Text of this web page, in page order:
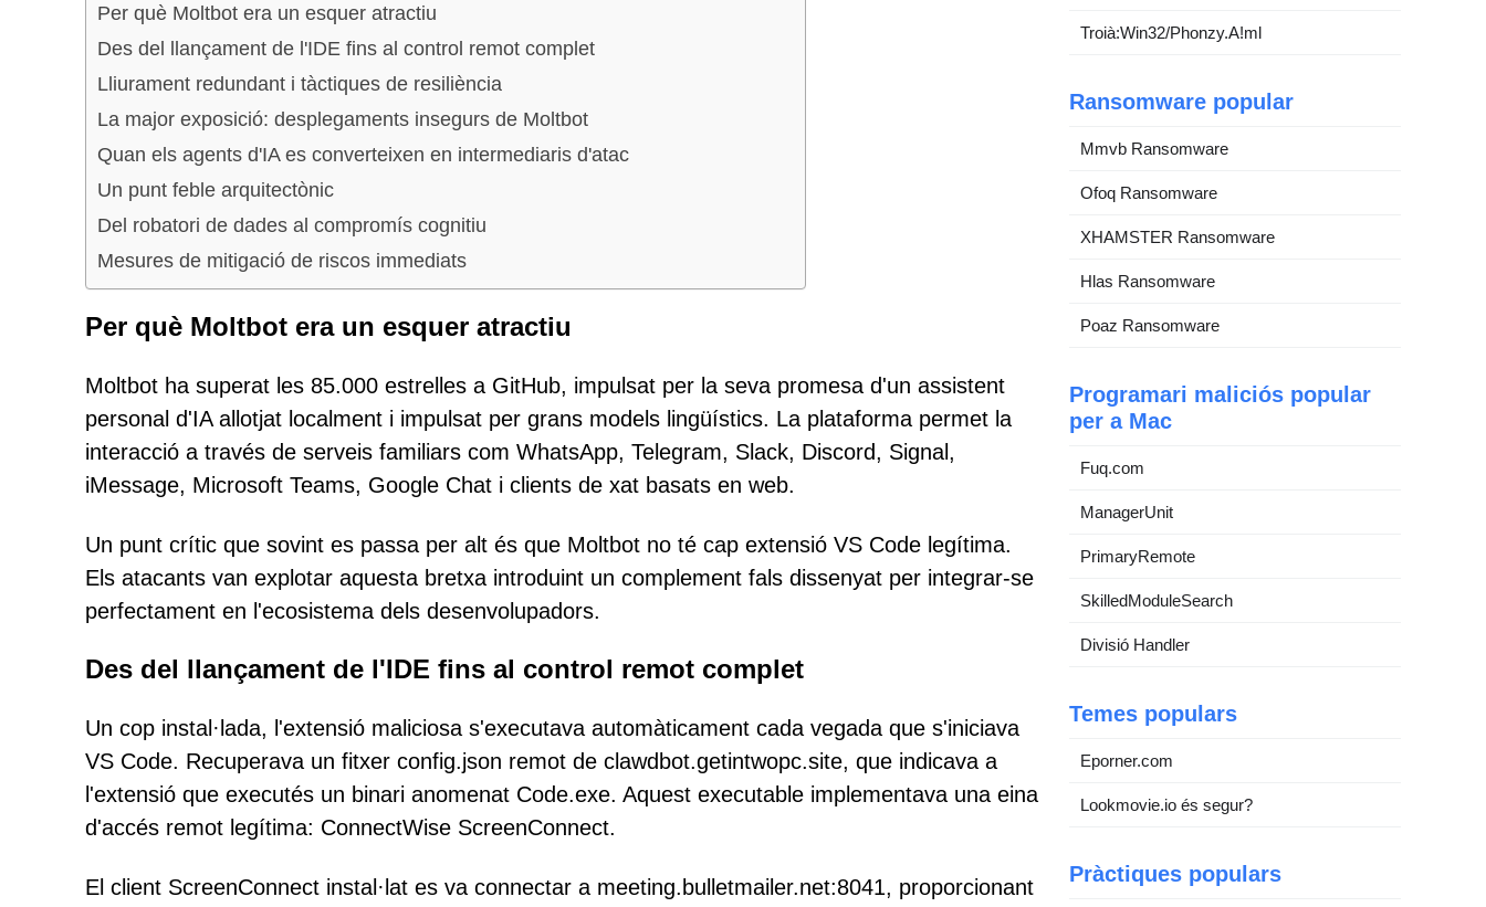
Per què Moltbot era un esquer atractiu
Des del llançament de l'IDE fins al control remot complet
Lliurament redundant i tàctiques de resiliència
La major exposició: desplegaments insegurs de Moltbot
Quan els agents d'IA es converteixen en intermediaris d'atac
Un punt feble arquitectònic
Del robatori de dades al compromís cognitiu
Mesures de mitigació de riscos immediats
Per què Moltbot era un esquer atractiu
Moltbot ha superat les 85.000 estrelles a GitHub, impulsat per la seva promesa d'un assistent
personal d'IA allotjat localment i impulsat per grans models lingüístics. La plataforma permet la
interacció a través de serveis familiars com WhatsApp, Telegram, Slack, Discord, Signal,
iMessage, Microsoft Teams, Google Chat i clients de xat basats en web.
Un punt crític que sovint es passa per alt és que Moltbot no té cap extensió VS Code legítima.
Els atacants van explotar aquesta bretxa introduint un complement fals dissenyat per integrar-se
perfectament en l'ecosistema dels desenvolupadors.
Des del llançament de l'IDE fins al control remot complet
Un cop instal·lada, l'extensió maliciosa s'executava automàticament cada vegada que s'iniciava
VS Code. Recuperava un fitxer config.json remot de clawdbot.getintwopc.site, que indicava a
l'extensió que executés un binari anomenat Code.exe. Aquest executable implementava una eina
d'accés remot legítima: ConnectWise ScreenConnect.
El client ScreenConnect instal·lat es va connectar a meeting.bulletmailer.net:8041, proporcionant
Troià:Win32/Phonzy.A!ml
Ransomware popular
Mmvb Ransomware
Ofoq Ransomware
XHAMSTER Ransomware
Hlas Ransomware
Poaz Ransomware
Programari maliciós popular
per a Mac
Fuq.com
ManagerUnit
PrimaryRemote
SkilledModuleSearch
Divisió Handler
Temes populars
Eporner.com
Lookmovie.io és segur?
Pràctiques populars